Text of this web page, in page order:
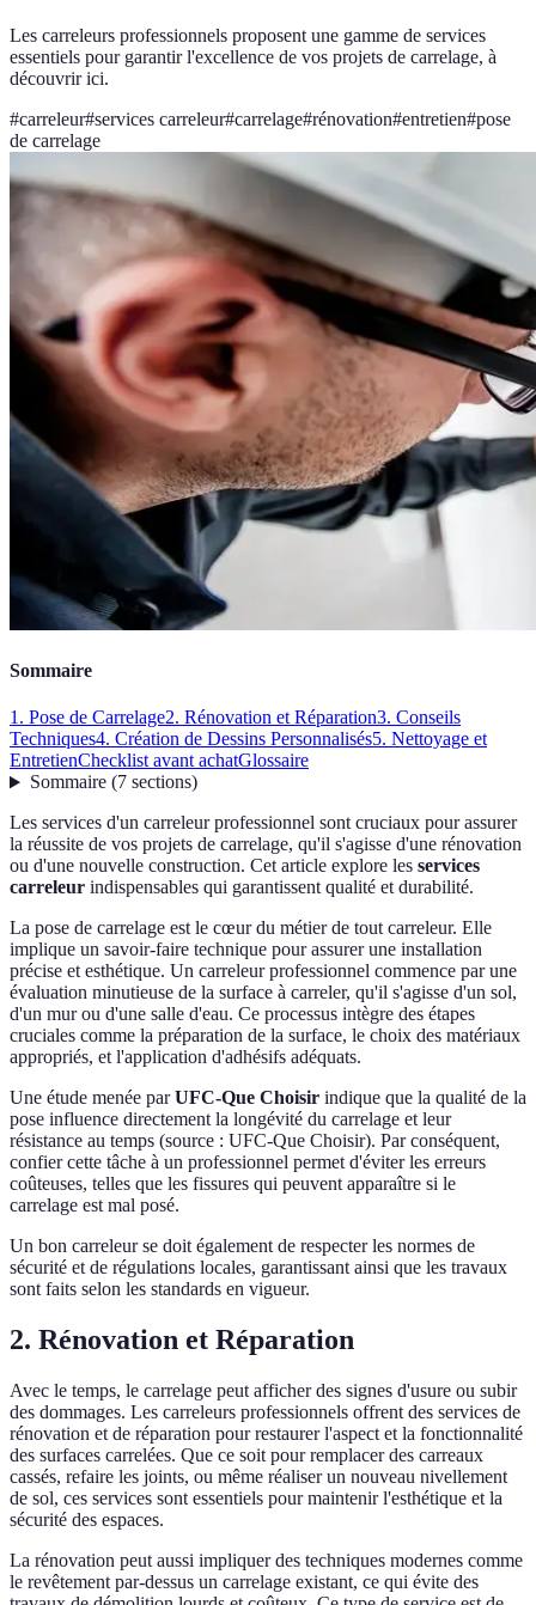
Les carreleurs professionnels proposent une gamme de services
essentiels pour garantir l'excellence de vos projets de carrelage, à
découvrir ici.
#carreleur#services carreleur#carrelage#rénovation#entretien#pose
de carrelage
Sommaire
1. Pose de Carrelage2. Rénovation et Réparation3. Conseils
Techniques4. Création de Dessins Personnalisés5. Nettoyage et
EntretienChecklist avant achatGlossaire
Sommaire(7 sections)
Les services d'un carreleur professionnel sont cruciaux pour assurer
la réussite de vos projets de carrelage, qu'il s'agisse d'une rénovation
ou d'une nouvelle construction. Cet article explore les services
carreleur indispensables qui garantissent qualité et durabilité.
La pose de carrelage est le cœur du métier de tout carreleur. Elle
implique un savoir-faire technique pour assurer une installation
précise et esthétique. Un carreleur professionnel commence par une
évaluation minutieuse de la surface à carreler, qu'il s'agisse d'un sol,
d'un mur ou d'une salle d'eau. Ce processus intègre des étapes
cruciales comme la préparation de la surface, le choix des matériaux
appropriés, et l'application d'adhésifs adéquats.
Une étude menée parUFC-Que Choisir indique que la qualité de la
pose influence directement la longévité du carrelage et leur
résistance au temps (source : UFC-Que Choisir). Par conséquent,
confier cette tâche à un professionnel permet d'éviter les erreurs
coûteuses, telles que les fissures qui peuvent apparaître si le
carrelage est mal posé.
Un bon carreleur se doit également de respecter les normes de
sécurité et de régulations locales, garantissant ainsi que les travaux
sont faits selon les standards en vigueur.
2. Rénovation et Réparation
Avec le temps, le carrelage peut afficher des signes d'usure ou subir
des dommages. Les carreleurs professionnels offrent des services de
rénovation et de réparation pour restaurer l'aspect et la fonctionnalité
des surfaces carrelées. Que ce soit pour remplacer des carreaux
cassés, refaire les joints, ou même réaliser un nouveau nivellement
de sol, ces services sont essentiels pour maintenir l'esthétique et la
sécurité des espaces.
La rénovation peut aussi impliquer des techniques modernes comme
le revêtement par-dessus un carrelage existant, ce qui évite des